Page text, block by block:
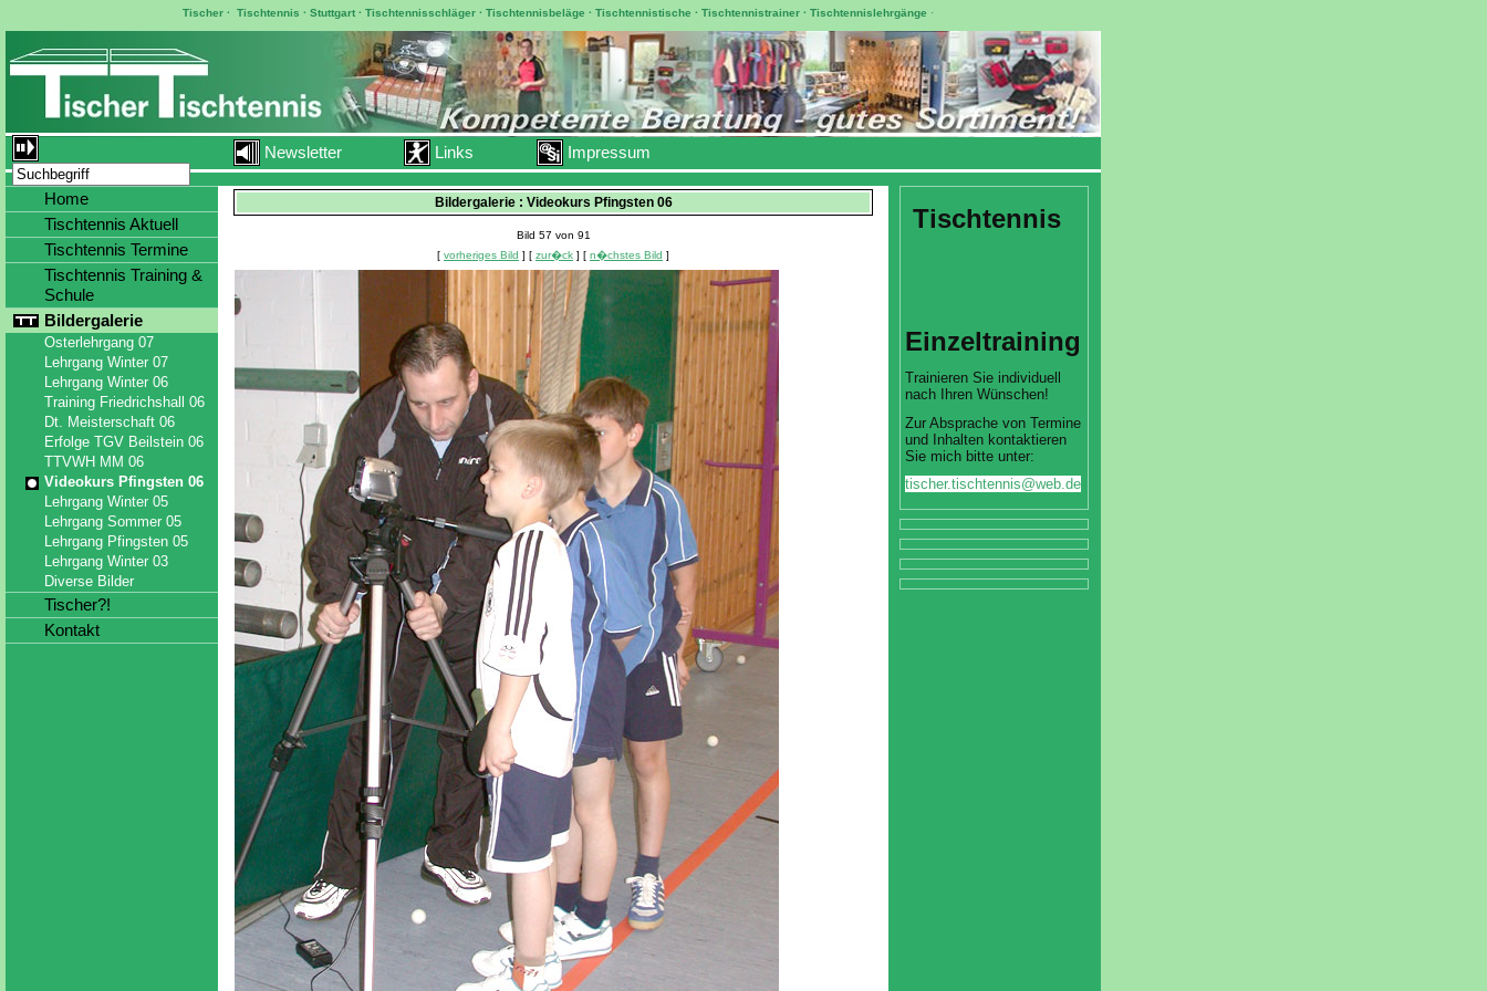
Tischer· Tischtennis · Stuttgart· Tischtennisschläger· Tischtennisbeläge · Tischtennistische · Tischtennistrainer· Tischtennislehrgänge ·
Newsletter Links Impressum
Bildergalerie : Videokurs Pfingsten 06
Bild 57 von 91
[ vorheriges Bild ] [ zur�ck ] [ n�chstes Bild ]
Home
Tischtennis Aktuell
Tischtennis Termine
Tischtennis Training &
Schule
Bildergalerie
Osterlehrgang 07
Lehrgang Winter 07
Lehrgang Winter 06
Training Friedrichshall 06
Dt. Meisterschaft 06
Erfolge TGV Beilstein 06
TTVWH MM 06
Videokurs Pfingsten 06
Lehrgang Winter 05
Lehrgang Sommer 05
Lehrgang Pfingsten 05
Lehrgang Winter 03
Diverse Bilder
Tischer?!
Kontakt
Tischtennis
Einzeltraining
Trainieren Sie individuell
nach Ihren Wünschen!
Zur Absprache von Termine
und Inhalten kontaktieren
Sie mich bitte unter:
tischer.tischtennis@web.de